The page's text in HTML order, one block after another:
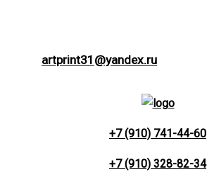
artprint31@yandex.ru
+7 (910) 741-44-60
+7 (910) 328-82-34